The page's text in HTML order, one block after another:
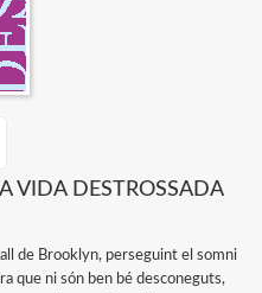
VIDA DESTROSSADA
de Brooklyn, perseguint el somni
que ni són ben bé desconeguts,